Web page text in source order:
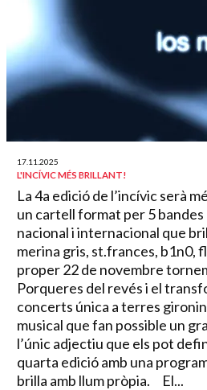
17.11.2025
L'INCÍVIC MÉS BRILLANT!
La 4a edició de l’incívic serà
un cartell format per 5 bandes
nacional i internacional que
merina gris, st.frances, b1n0,
proper 22 de novembre
Porqueres del revés i el
concerts única a terres
musical que fan possible un
l’únic adjectiu que els pot
quarta edició amb una
brilla amb llum pròpia. El...